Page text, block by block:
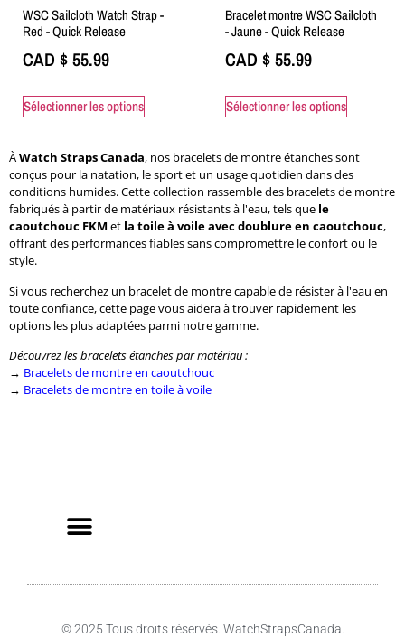
WSC Sailcloth Watch Strap -
Red - Quick Release
CAD $55.99
Sélectionner les options
Bracelet montre WSC Sailcloth
- Jaune - Quick Release
CAD $55.99
Sélectionner les options
ÀWatch Straps Canada, nos bracelets de montre étanches sont
conçus pour la natation, le sport et un usage quotidien dans des
conditions humides. Cette collection rassemble des bracelets de montre
fabriqués à partir de matériaux résistants à l'eau, tels que le
caoutchouc FKMet la toile à voile avec doublure en caoutchouc,
offrant des performances fiables sans compromettre le confort ou le
style.
Si vous recherchez un bracelet de montre capable de résister à l'eau en
toute confiance, cette page vous aidera à trouver rapidement les
options les plus adaptées parmi notre gamme.
Découvrez les bracelets étanches par matériau :
→ Bracelets de montre en caoutchouc
→ Bracelets de montre en toile à voile
© 2025 Tous droits réservés. WatchStrapsCanada.